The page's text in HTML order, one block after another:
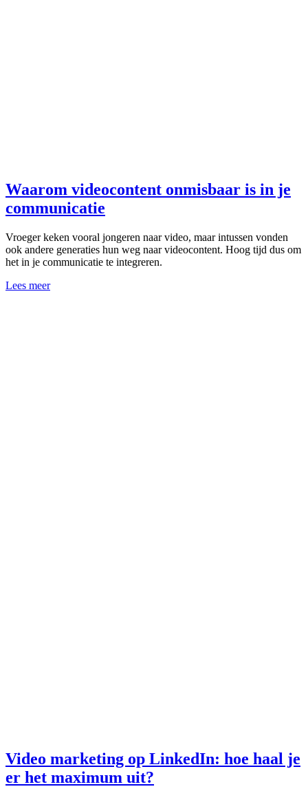
Waarom videocontent onmisbaar is in je
communicatie
Vroeger keken vooral jongeren naar video, maar intussen vonden
ook andere generaties hun weg naar videocontent. Hoog tijd dus om
het in je communicatie te integreren.
Lees meer
Video marketing op LinkedIn: hoe haal je
er het maximum uit?